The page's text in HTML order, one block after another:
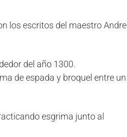
los escritos del maestro Andre
del año 1300.
de espada y broquel entre un
esgrima junto al